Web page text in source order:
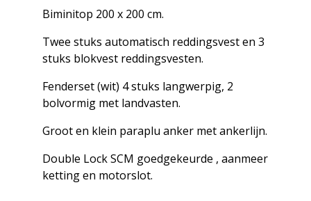
Biminitop 200 x 200 cm.
Twee stuks automatisch reddingsvest en 3
stuks blokvest reddingsvesten.
Fenderset (wit) 4 stuks langwerpig, 2
bolvormig met landvasten.
Groot en klein paraplu anker met ankerlijn.
Double Lock SCM goedgekeurde , aanmeer
ketting en motorslot.